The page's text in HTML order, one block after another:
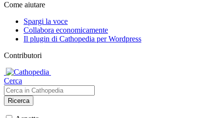
Come aiutare
Spargi la voce
Collabora economicamente
Il plugin di Cathopedia per Wordpress
Contributori
Cerca
Ricerca